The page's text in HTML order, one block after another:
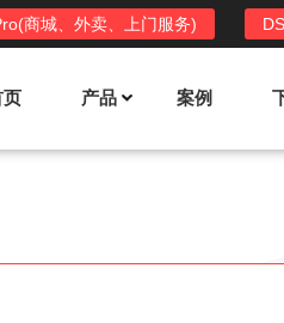
商城、外卖、上门服务)
页 产品
功能列表
提供
LBS
案例